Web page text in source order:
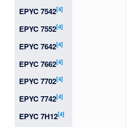
EPYC 7542[4]
EPYC 7552[4]
EPYC 7642[4]
EPYC 7662[4]
EPYC 7702[4]
EPYC 7742[4]
EPYC 7H12[4]